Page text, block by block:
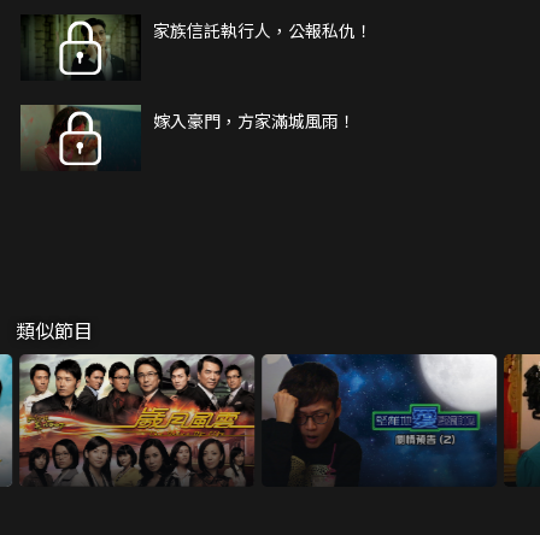
家族信託執行人，公報私仇！
嫁入豪門，方家滿城風雨！
類似節目